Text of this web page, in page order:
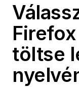
töltse